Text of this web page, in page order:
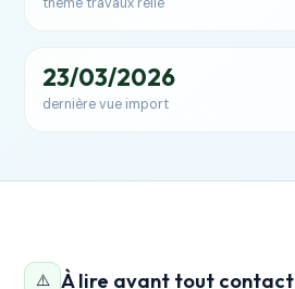
23/03/2026
dernière vue import
⚠️ À lire avant tout contact